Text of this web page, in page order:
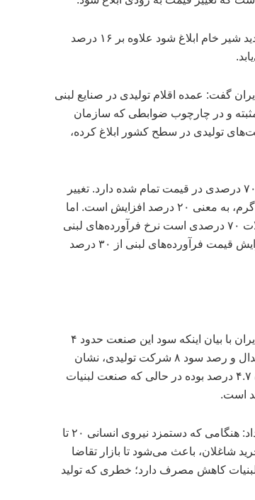
این مسئول صنفی ادامه داد: اگر قیمت جدید شیر خام ابلاغ شود علاوه بر ۱۶ درصد
گفت: عمده اقلام تولیدی در صنایع لبنی
اسناد مثبته و در چارچوب ضوابطی که سازمان
تولیدی در سطح کشور ابلاغ کرده،
وی تصریح کرد: نرخ شیر خام نقش حدود ۷۰ درصدی در قیمت تمام شده دارد. تغییر
قیمت از ۱۵ به ۱۸ هزار تومان در هر کیلو گرم، به معنی ۲۰ درصد افزایش است. اما
چون نقش آن در قیمت تمام شده محصولات ۷۰ درصدی است نرخ فرآورده‌های لبنی
۱۴ درصد افزایش می‌یابد. البته در کل افزایش قیمت فرآورده‌های لبنی از ۳۰ درصد
سخنگوی انجمن صنایع فرآورده‌های لبنی ایران با بیان اینکه سود این صنعت حدود ۴
درصد است، اظهار کرد: رجوع به سایت کدال و رصد سود ۸ شرکت تولیدی، نشان
می‌دهد متوسط سود خالص به دست آمده ۴.۷ درصد بوده در حالی که صنعت لبنیات
فرید با اشاره به کاهش بازار تقاضا ادامه داد: هنگامی که دستمزد نیروی انسانی ۲۰ تا
شاغلان، باعث می‌شود تا بازار تقاضا
کاهش مصرف دارد؛ خطری که تولید